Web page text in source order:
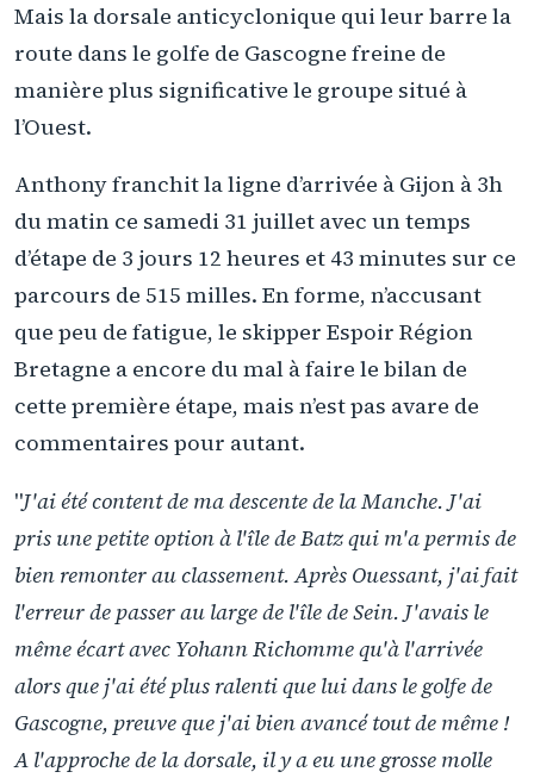
Mais la dorsale anticyclonique qui leur barre la
route dans le golfe de Gascogne freine de
manière plus significative le groupe situé à
l’Ouest.
Anthony franchit la ligne d’arrivée à Gijon à 3h
du matin ce samedi 31 juillet avec un temps
d’étape de 3 jours 12 heures et 43 minutes sur ce
parcours de 515 milles. En forme, n’accusant
que peu de fatigue, le skipper Espoir Région
Bretagne a encore du mal à faire le bilan de
cette première étape, mais n’est pas avare de
commentaires pour autant.
"J'ai été content de ma descente de la Manche. J'ai
pris une petite option à l'île de Batz qui m'a permis de
bien remonter au classement. Après Ouessant, j'ai fait
l'erreur de passer au large de l'île de Sein. J'avais le
même écart avec Yohann Richomme qu'à l'arrivée
alors que j'ai été plus ralenti que lui dans le golfe de
Gascogne, preuve que j'ai bien avancé tout de même !
A l'approche de la dorsale, il y a eu une grosse molle